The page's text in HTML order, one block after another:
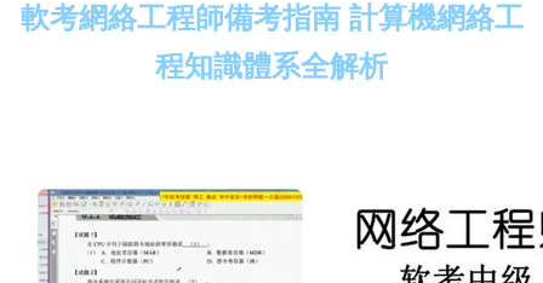
軟考網絡工程師備考指南 計算機網絡工
程知識體系全解析